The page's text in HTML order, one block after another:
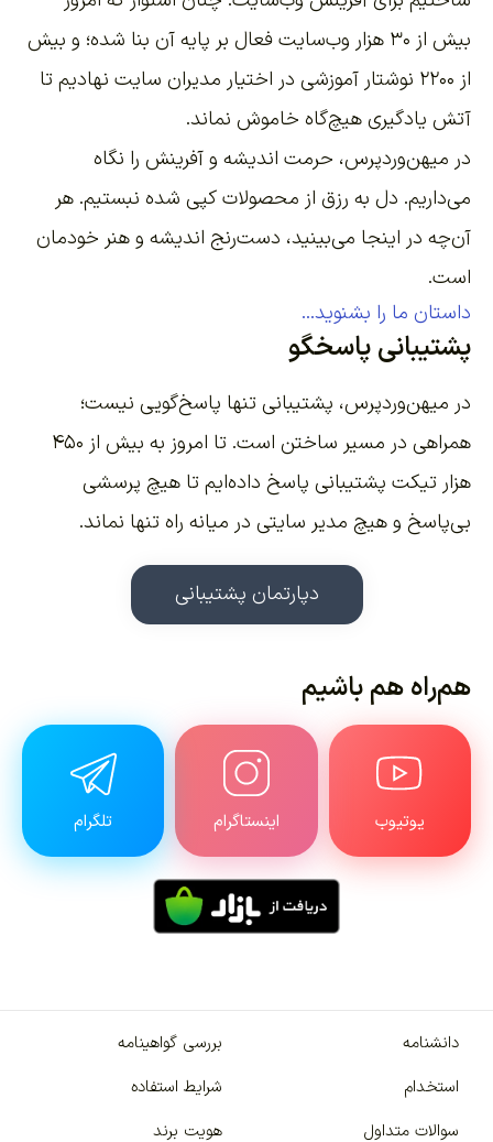
بیش از ۳۰ هزار وب‌سایت فعال بر پایه آن بنا شده؛ و بیش
از ۲۲۰۰
نوشتار آموزشی در اختیار مدیران سایت نهادیم تا
آتش یادگیری هیچ‌گاه خاموش نماند.
در میهن‌وردپرس، حرمت اندیشه و آفرینش را نگاه
می‌داریم. دل به رزق از محصولات کپی شده نبستیم. هر
آن‌چه در اینجا می‌بینید، دست‌رنج اندیشه و هنر خودمان
است.
داستان ما را بشنوید...
پشتیبانی پاسخگو
در میهن‌وردپرس، پشتیبانی تنها پاسخ‌گویی نیست؛
همراهی در مسیر ساختن است. تا امروز به بیش از ۴۵۰
هزار تیکت پشتیبانی پاسخ داده‌ایم تا هیچ پرسشی
بی‌پاسخ و هیچ مدیر سایتی در میانه راه تنها نماند.
دپارتمان پشتیبانی
هم‌راه هم باشیم
یوتیوب اینستاگرام تلگرام
دانشنامه
بررسی گواهینامه
استخدام
شرایط استفاده
سوالات متداول
هویت برند